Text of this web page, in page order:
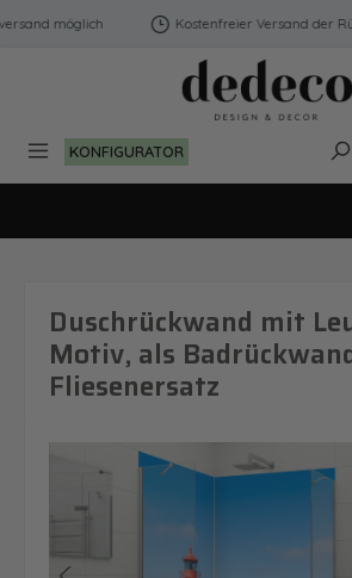
Zum Hauptinhalt springen
möglich Kostenfreier Versand der
KONFIGURATOR
Duschrückwand mit
Motiv, als
Fliesenersatz
Bildergalerie überspringen